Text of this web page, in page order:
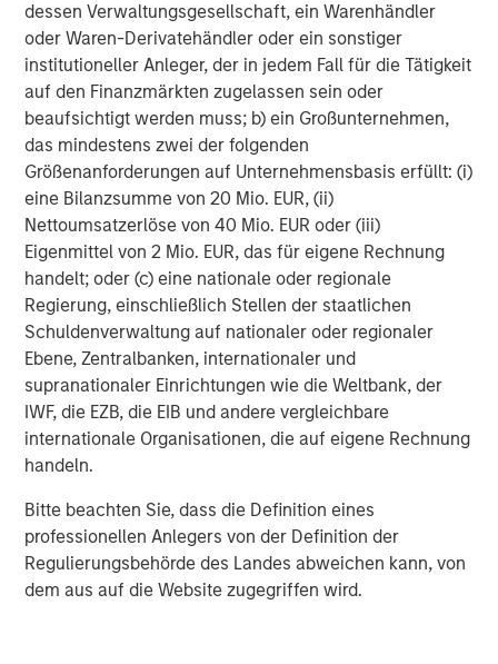
dessen Verwaltungsgesellschaft, ein Warenhändler
oder Waren-Derivatehändler oder ein sonstiger
institutioneller Anleger, der in jedem Fall für die Tätigkeit
auf den Finanzmärkten zugelassen sein oder
beaufsichtigt werden muss; b) ein Großunternehmen,
das mindestens zwei der folgenden
Größenanforderungen auf Unternehmensbasis erfüllt: (i)
eine Bilanzsumme von 20 Mio. EUR, (ii)
Nettoumsatzerlöse von 40 Mio. EUR oder (iii)
Eigenmittel von 2 Mio. EUR, das für eigene Rechnung
handelt; oder (c) eine nationale oder regionale
Regierung, einschließlich Stellen der staatlichen
Schuldenverwaltung auf nationaler oder regionaler
Ebene, Zentralbanken, internationaler und
supranationaler Einrichtungen wie die Weltbank, der
IWF, die EZB, die EIB und andere vergleichbare
internationale Organisationen, die auf eigene Rechnung
handeln.
Bitte beachten Sie, dass die Definition eines
professionellen Anlegers von der Definition der
Regulierungsbehörde des Landes abweichen kann, von
dem aus auf die Website zugegriffen wird.
demand for Treasuries. In addition, a future change in
rules that would require banks to hold excess reserves at
the Fed could prompt them to shift that money into
Treasuries.
“Overall, the U.S. Treasury market should not
lose sponsorship. It is merely expected to shift
from foreign to domestic buyers.”
Jim Caron
Chief Investment Officer, Portfolio Solutions Group
U.S. investors that may want to consider a strategic
rebalancing could sell Treasuries and buy international
fixed income assets, including European and Japanese
government bonds, and hedge back to U.S. dollars to
mitigate risks associated with fluctuations in exchange
rates, Caron said. The risk in this strategy would be if
Treasury yields were to fall substantially relative to
European government debt, though that appears unlikely,
given ongoing concerns about the U.S. deficit, resilient